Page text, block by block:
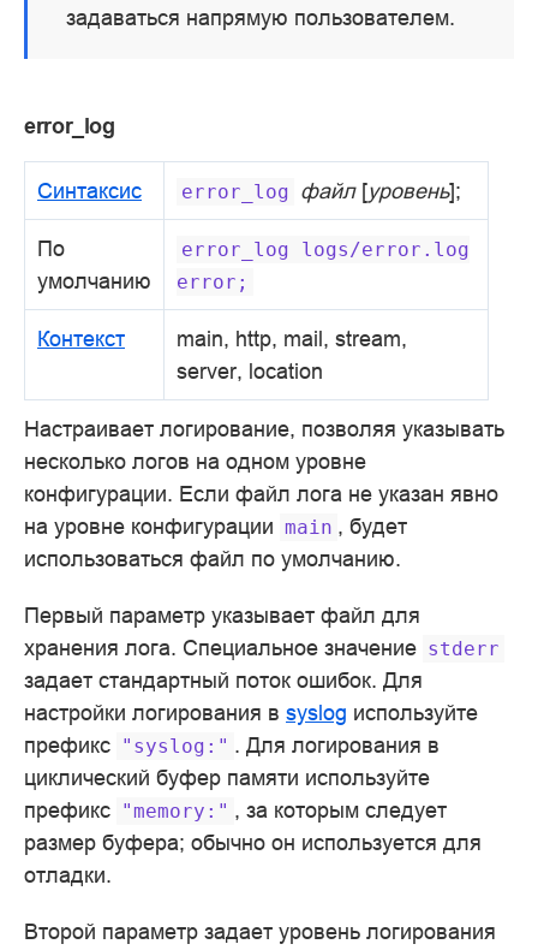
задаваться напрямую пользователем.
error_log
Синтаксис error_log файл[уровень];
По
умолчанию
error_log
logs/error.log
error;
Контекст
main, http, mail, stream,
server, location
Настраивает логирование, позволяя указывать
несколько логов на одном уровне
конфигурации. Если файл лога не указан явно
на уровне конфигурации main , будет
использоваться файл по умолчанию.
Первый параметр указывает файл для
хранения лога. Специальное значение stderr
задает стандартный поток ошибок. Для
настройки логирования в syslog используйте
префикс "syslog:" . Для логирования в
циклический буфер памяти используйте
префикс "memory:" , за которым следует
размер буфера; обычно он используется для
отладки.
Второй параметр задает уровень логирования